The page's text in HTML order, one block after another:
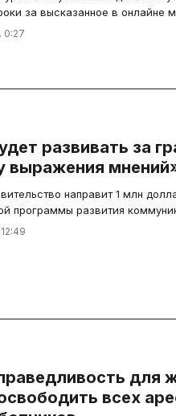
за высказанное в онлайне
0:27
развивать за
выражения
направит 1 млн
программы развития
для
всех